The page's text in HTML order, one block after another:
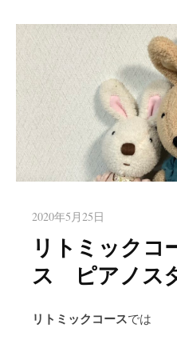
ピアノ教室の
2020年5月25日
リトミック
ス ピアノス
リトミックコースでは